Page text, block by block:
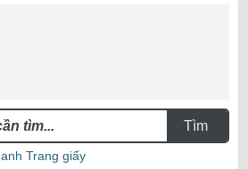
Tìm
Trang giấy